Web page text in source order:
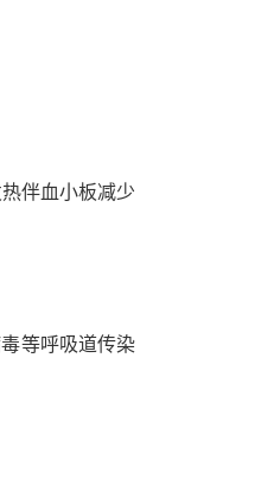
伴血小板减少
等呼吸道传染